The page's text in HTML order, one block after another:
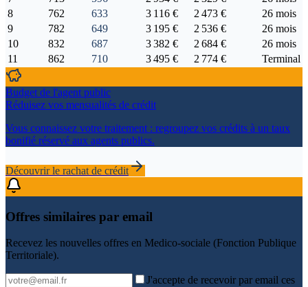
8
762 633 3 116 € 2 473 €
26 mois
9
782 649 3 195 € 2 536 €
26 mois
10
832 687 3 382 € 2 684 €
26 mois
11
862 710 3 495 € 2 774 € Terminal
Budget de l'agent public
Réduisez vos mensualités de crédit
Vous connaissez votre traitement : regroupez vos crédits à un taux
bonifié réservé aux agents publics.
Découvrir le rachat de crédit
Offres similaires par email
Recevez les nouvelles offres en Medico-sociale (Fonction Publique
Territoriale).
J'accepte de recevoir par email ces